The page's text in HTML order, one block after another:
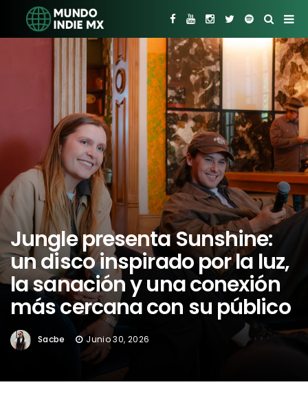
Jungle presenta Sunshine:
un disco inspirado por la luz,
la sanación y una conexión
más cercana con su público
Sacbe Junio 30, 2026